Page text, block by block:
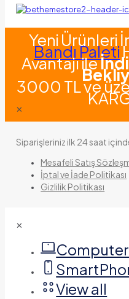
Yeni Ürünleri
Bandı Paleti
Avantajı ile
3000 TL ve
✕
Siparişleriniz ilk 24 saat
Mesafeli Satış
İptal ve İade Politikası
Gizlilik Politikası
✕
View all